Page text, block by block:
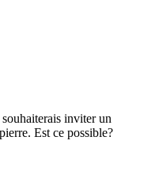
inviter un
Est ce possible?